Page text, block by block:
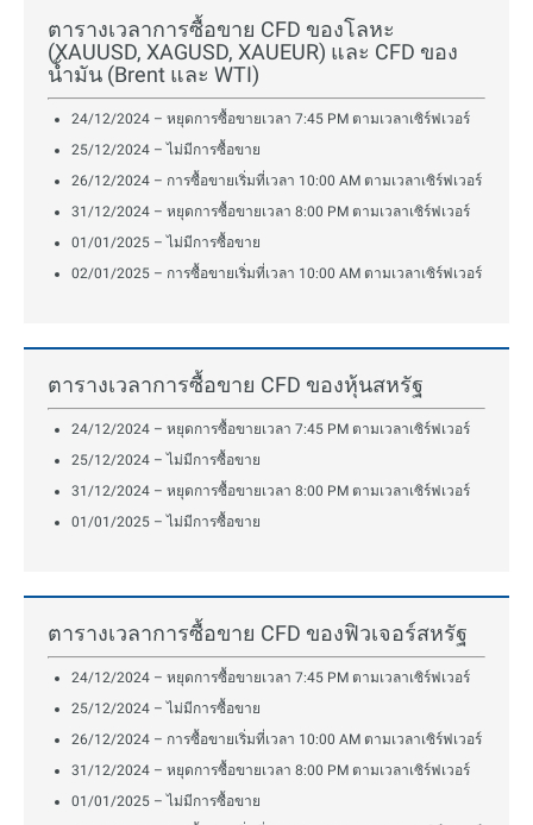
ตารางเวลาการซื้อขาย CFD ของโลหะ
(XAUUSD, XAGUSD, XAUEUR) และ CFD ของ
น้ำมัน (Brent และ WTI)
24/12/2024 – หยุดการซื้อขายเวลา 7:45 PM ตามเวลาเซิร์ฟเวอร์
25/12/2024 – ไม่มีการซื้อขาย
26/12/2024 – การซื้อขายเริ่มที่เวลา 10:00 AM ตามเวลาเซิร์ฟเวอร์
31/12/2024 – หยุดการซื้อขายเวลา 8:00 PM ตามเวลาเซิร์ฟเวอร์
01/01/2025 – ไม่มีการซื้อขาย
02/01/2025 – การซื้อขายเริ่มที่เวลา 10:00 AM ตามเวลาเซิร์ฟเวอร์
ตารางเวลาการซื้อขาย CFD ของหุ้นสหรัฐ
24/12/2024 – หยุดการซื้อขายเวลา 7:45 PM ตามเวลาเซิร์ฟเวอร์
25/12/2024 – ไม่มีการซื้อขาย
31/12/2024 – หยุดการซื้อขายเวลา 8:00 PM ตามเวลาเซิร์ฟเวอร์
01/01/2025 – ไม่มีการซื้อขาย
ตารางเวลาการซื้อขาย CFD ของฟิวเจอร์สหรัฐ
24/12/2024 – หยุดการซื้อขายเวลา 7:45 PM ตามเวลาเซิร์ฟเวอร์
25/12/2024 – ไม่มีการซื้อขาย
26/12/2024 – การซื้อขายเริ่มที่เวลา 10:00 AM ตามเวลาเซิร์ฟเวอร์
31/12/2024 – หยุดการซื้อขายเวลา 8:00 PM ตามเวลาเซิร์ฟเวอร์
01/01/2025 – ไม่มีการซื้อขาย